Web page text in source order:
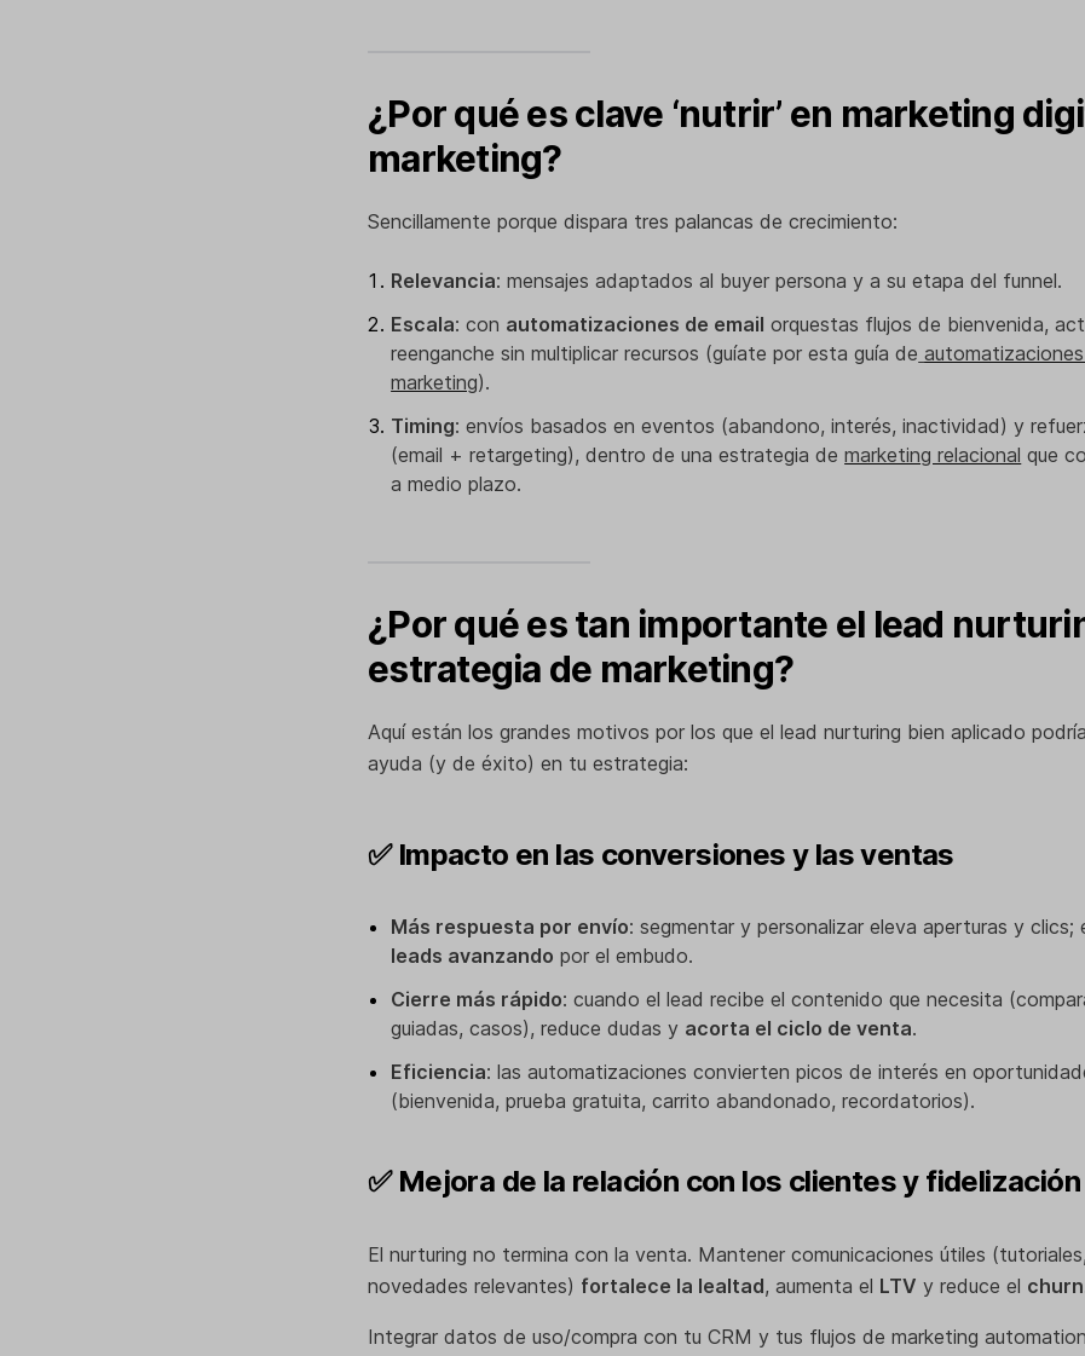
¿Por qué es clave ‘nutrir’ en marketing
marketing?
Sencillamente porque dispara tres palancas de crecimiento:
Relevancia: mensajes adaptados al buyer persona y a su etapa del funnel.
Escala: con automatizaciones de email orquestas flujos de bienvenida,
reenganche sin multiplicar recursos (guíate por esta guía de
marketing).
Timing: envíos basados en eventos (abandono, interés, inactividad) y
(email + retargeting), dentro de una estrategia demarketing relacional que
a medio plazo.
¿Por qué es tan importante el lead
estrategia de marketing?
Aquí están los grandes motivos por los que el lead nurturing bien aplicado
ayuda (y de éxito) en tu estrategia:
✅ Impacto en las conversiones y las ventas
Más respuesta por envío: segmentar y personalizar eleva aperturas y clics;
leads avanzando por el embudo.
Cierre más rápido: cuando el lead recibe el contenido que necesita
guiadas, casos), reduce dudas y acorta el ciclo de venta.
Eficiencia: las automatizaciones convierten picos de interés en
(bienvenida, prueba gratuita, carrito abandonado, recordatorios).
✅ Mejora de la relación con los clientes y fidelización
El nurturing no termina con la venta. Mantener comunicaciones útiles
novedades relevantes) fortalece la lealtad, aumenta el LTV y reduce el churn
Integrar datos de uso/compra con tu CRM y tus flujos de marketing